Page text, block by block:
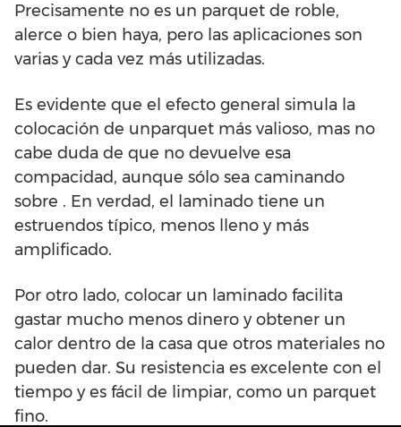
Precisamente no es un parquet de roble,
alerce o bien haya, pero las aplicaciones son
varias y cada vez más utilizadas.
Es evidente que el efecto general simula la
colocación de unparquet más valioso, mas no
cabe duda de que no devuelve esa
compacidad, aunque sólo sea caminando
sobre . En verdad, el laminado tiene un
estruendos típico, menos lleno y más
amplificado.
Por otro lado, colocar un laminado facilita
gastar mucho menos dinero y obtener un
calor dentro de la casa que otros materiales no
pueden dar. Su resistencia es excelente con el
tiempo y es fácil de limpiar, como un parquet
fino.